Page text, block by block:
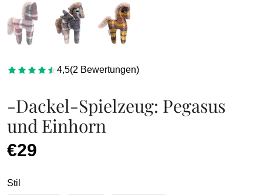
4,5(2 Bewertungen)
-Dackel-Spielzeug: Pegasus
und Einhorn
€29
Stil